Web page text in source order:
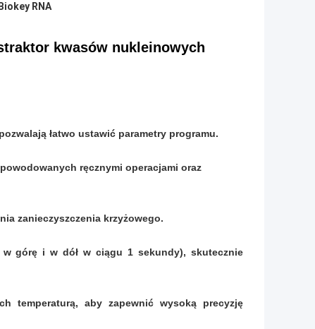
RNA
kwasów nukleinowych
łatwo ustawić parametry programu.
ręcznymi operacjami oraz
zanieczyszczenia krzyżowego.
w górę i w dół w ciągu 1 sekundy), skutecznie
temperaturą, aby zapewnić wysoką precyzję